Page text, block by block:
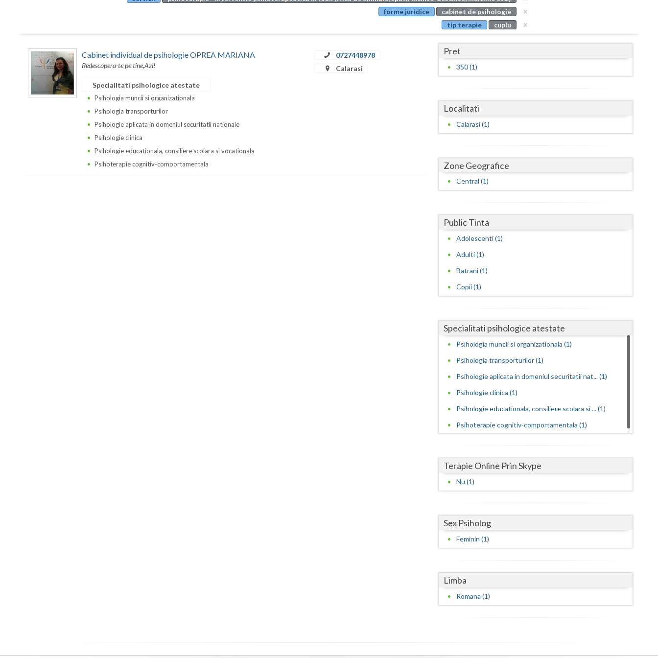
Buzau
Calarasi
Caras-Severin
Maramures
Mehedinti
Mures
Neamt
Olt
Salaj
Satu-Mare
Sibiu
Teleorman
Valcea
forme juridice
cabinet de psihologie
tip terapie
cuplu
Cabinet individual de psihologie OPREA MARIANA
Redescopera-te pe tine,Azi!
0727448978
Calarasi
Specialitati psihologice atestate
Psihologia muncii si organizationala
Psihologia transporturilor
Psihologie aplicata in domeniul securitatii nationale
Psihologie clinica
Psihologie educationala, consiliere scolara si vocationala
Psihoterapie cognitiv-comportamentala
Pret
350 (1)
Localitati
Calarasi (1)
Zone Geografice
Central (1)
Public Tinta
Adolescenti (1)
Adulti (1)
Batrani (1)
Copii (1)
Specialitati psihologice atestate
Psihologia muncii si organizationala (1)
Psihologia transporturilor (1)
Psihologie aplicata in domeniul securitatii nat... (1)
Psihologie clinica (1)
Psihologie educationala, consiliere scolara si ... (1)
Psihoterapie cognitiv-comportamentala (1)
Terapie Online Prin Skype
Nu (1)
Sex Psiholog
Feminin (1)
Limba
Romana (1)